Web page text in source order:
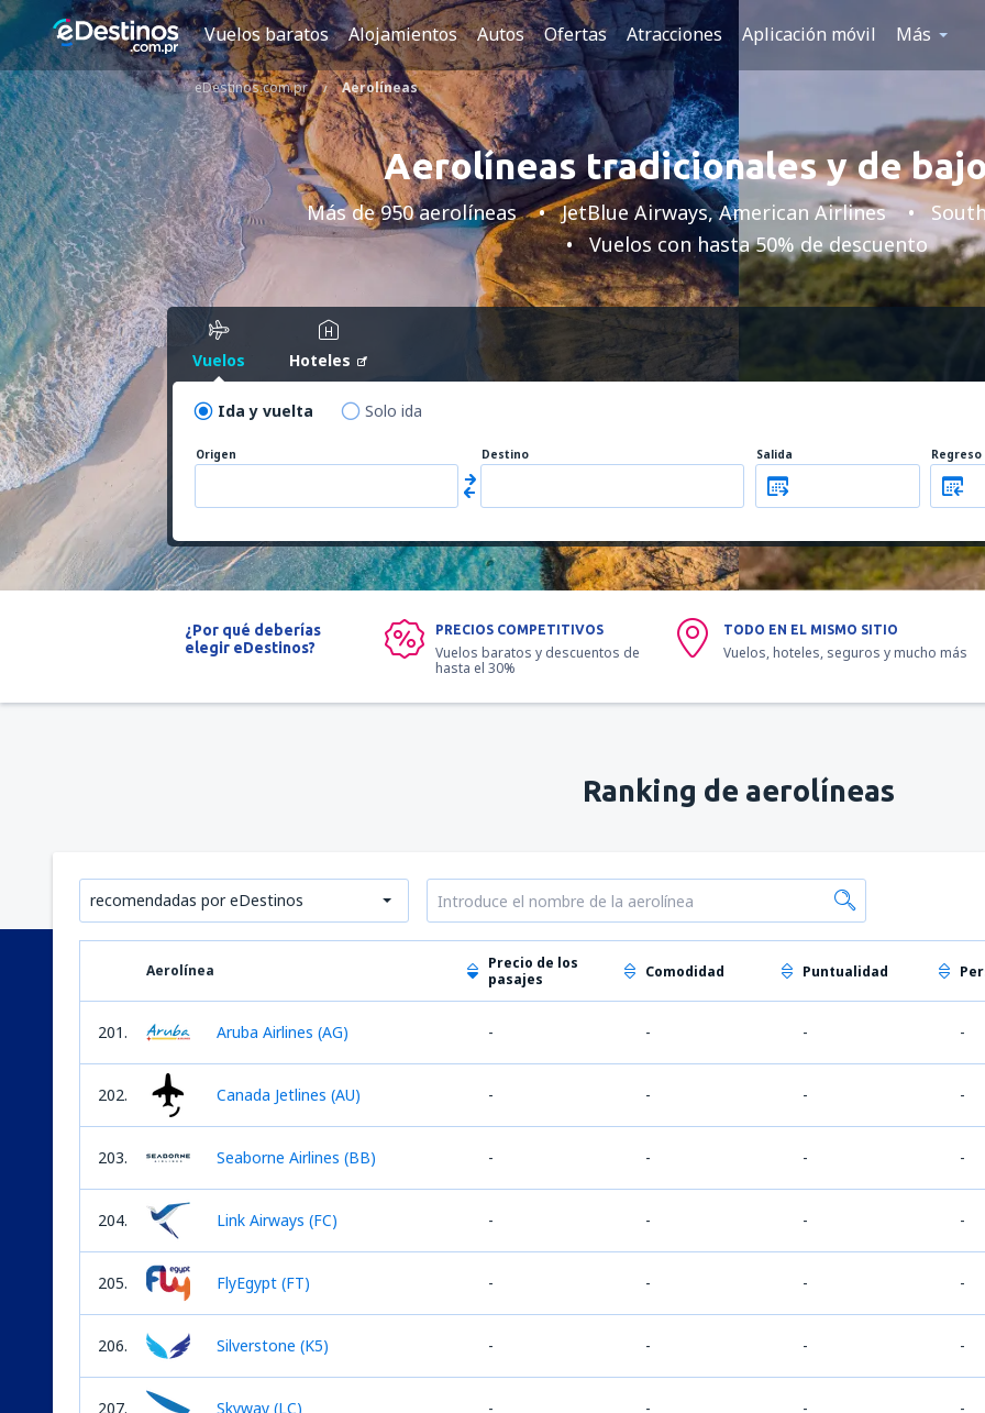
Vuelos baratos Alojamientos Autos Ofertas Atracciones Aplicación móvil Más
eDestinos.com.pr Aerolíneas
Aerolíneas tradicionales y de
Más de 950 aerolíneas JetBlue Airways, American Airlines
Vuelos con hasta 50% de descuento
Vuelos Hoteles
Ida y vuelta Solo ida
Origen Destino Salida Regreso
¿Por qué deberías
elegir eDestinos?
PRECIOS COMPETITIVOS
Vuelos baratos y descuentos de
hasta el 30%
TODO EN EL MISMO SITIO
Vuelos, hoteles, seguros y mucho más
Ranking de aerolíneas
recomendadas por eDestinos
Aerolínea
Precio de los
pasajes
Comodidad Puntualidad
201. Aruba Airlines (AG) - - - -
202. Canada Jetlines (AU) - - - -
203. Seaborne Airlines (BB) - - - -
204. Link Airways (FC) - - - -
205. FlyEgypt (FT) - - - -
206. Silverstone (K5) - - - -
207. Skyway (LC) - - - -